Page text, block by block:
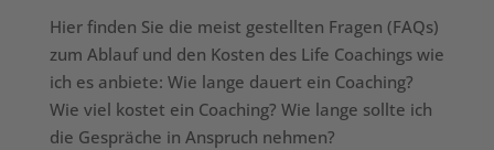
Hier finden Sie die meist gestellten Fragen (FAQs)
zum Ablauf und den Kosten des Life Coachings wie
ich es anbiete: Wie lange dauert ein Coaching?
Wie viel kostet ein Coaching? Wie lange sollte ich
die Gespräche in Anspruch nehmen?